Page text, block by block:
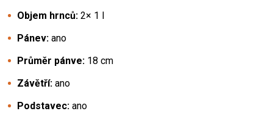
Objem hrnců: 2× 1 l
Pánev: ano
Průměr pánve: 18 cm
Závětří: ano
Podstavec: ano